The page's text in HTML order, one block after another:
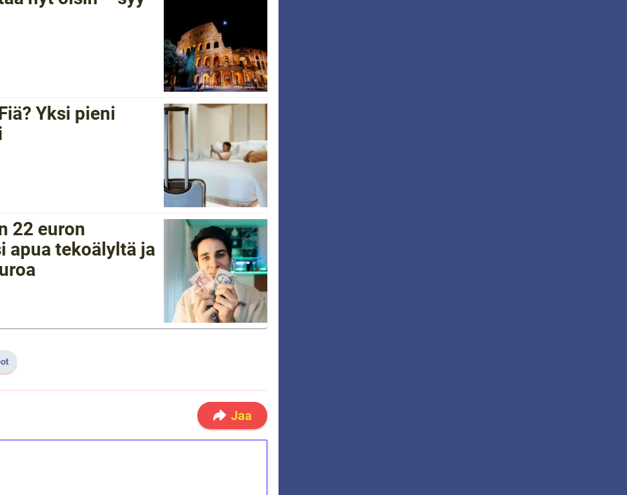
Yksi pieni
22 euron
apua tekoälyltä ja
Jaa